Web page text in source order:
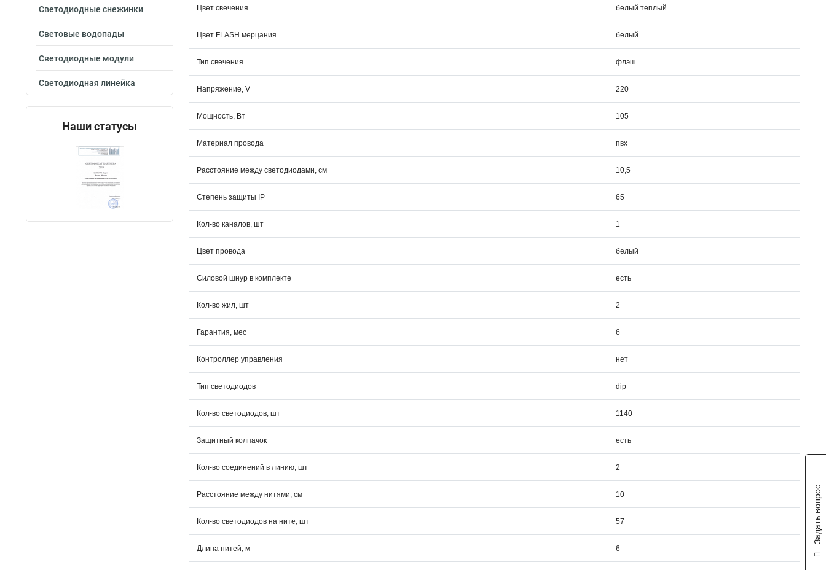
Светодиодные снежинки
Световые водопады
Светодиодные модули
Светодиодная линейка
Наши статусы
Цвет свечения белый теплый
Цвет FLASH мерцания белый
Тип свечения флэш
Напряжение, V 220
Мощность, Вт 105
Материал провода пвх
Расстояние между светодиодами, см 10,5
Степень защиты IP 65
Кол-во каналов, шт 1
Цвет провода белый
Силовой шнур в комплекте есть
Кол-во жил, шт 2
Гарантия, мес 6
Контроллер управления нет
Тип светодиодов dip
Кол-во светодиодов, шт 1140
Защитный колпачок есть
Кол-во соединений в линию, шт 2
Расстояние между нитями, см 10
Кол-во светодиодов на ните, шт 57
Длина нитей, м 6
Задать вопрос